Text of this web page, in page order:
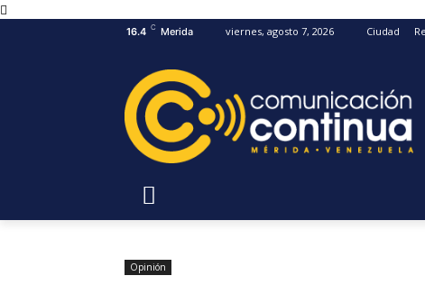
16.4 C Merida viernes, agosto 7, 2026 Ciudad
Opinión